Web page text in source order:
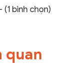
(1 bình chọn)
quan